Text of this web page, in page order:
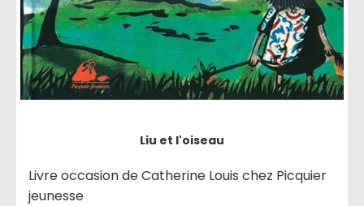
Liu et l'oiseau
Livre occasion de Catherine Louis chez Picquier
jeunesse